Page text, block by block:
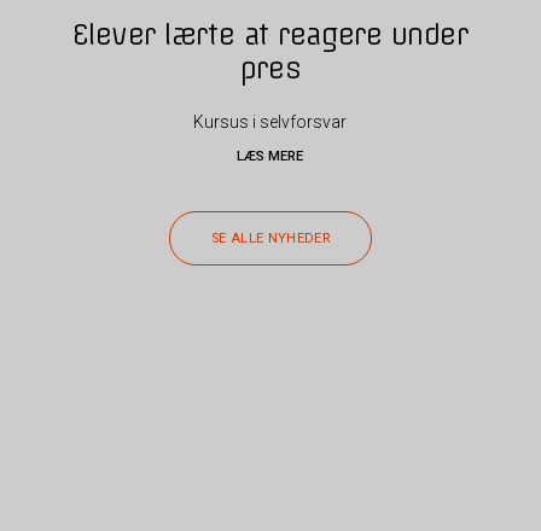
Elever lærte at reagere under
pres
Kursus i selvforsvar
LÆS MERE
SE ALLE NYHEDER